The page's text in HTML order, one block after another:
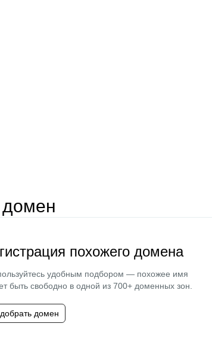
домен
похожего домена
удобным подбором — похожее имя
быть свободно в одной из 700+ доменных зон.
домен